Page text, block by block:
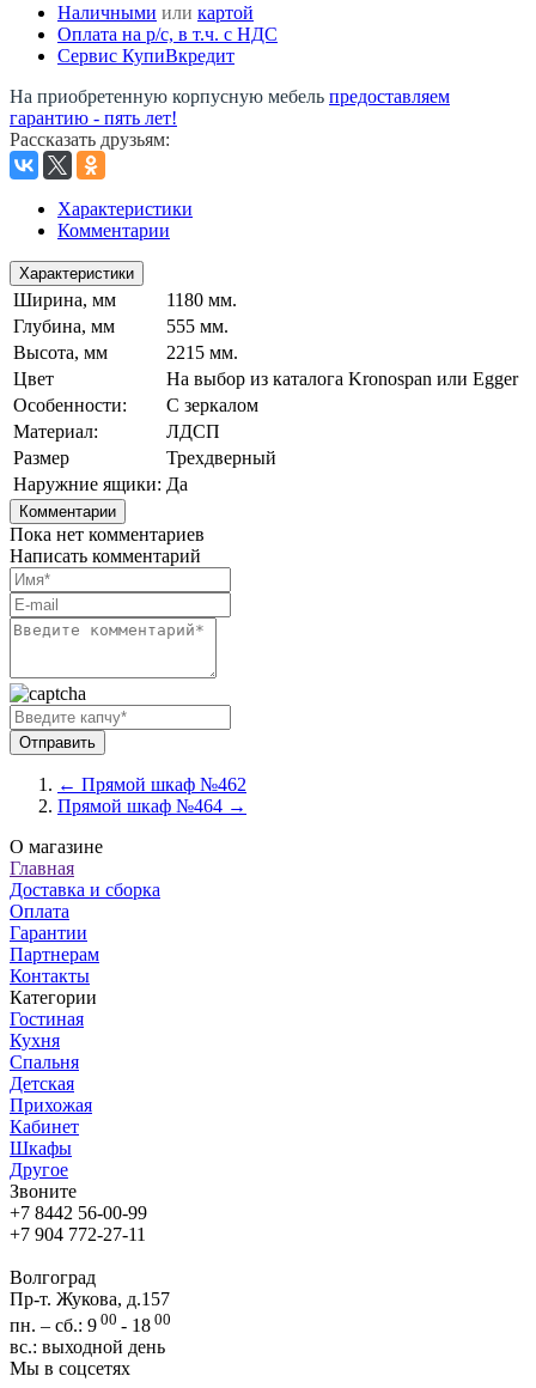
Наличными или картой
Оплата на р/c, в т.ч. с НДС
Сервис КупиВкредит
На приобретенную корпусную мебель предоставляем
гарантию - пять лет!
Рассказать друзьям:
Характеристики
Комментарии
Характеристики
Ширина, мм
1180 мм.
Глубина, мм
555 мм.
Высота, мм
2215 мм.
Цвет
На выбор из каталога Kronospan или Egger
Особенности:
С зеркалом
Материал:
ЛДСП
Размер
Трехдверный
Наружние ящики: Да
Комментарии
Пока нет комментариев
Написать комментарий
← Прямой шкаф №462
Прямой шкаф №464 →
О магазине
Главная
Доставка и сборка
Оплата
Гарантии
Партнерам
Контакты
Категории
Гостиная
Кухня
Спальня
Детская
Прихожая
Кабинет
Шкафы
Другое
Звоните
+7 8442 56-00-99
+7 904 772-27-11
Волгоград
Пр-т. Жукова, д.157
пн. – сб.: 9 00 - 18 00
вс.: выходной день
Мы в соцсетях